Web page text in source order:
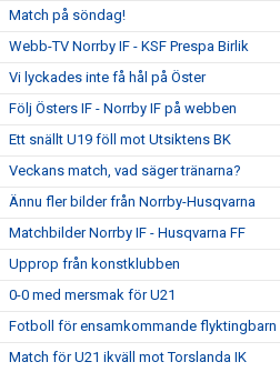
Match på söndag!
Webb-TV Norrby IF - KSF Prespa Birlik
Vi lyckades inte få hål på Öster
Följ Östers IF - Norrby IF på webben
Ett snällt U19 föll mot Utsiktens BK
Veckans match, vad säger tränarna?
Ännu fler bilder från Norrby-Husqvarna
Matchbilder Norrby IF - Husqvarna FF
Upprop från konstklubben
0-0 med mersmak för U21
Fotboll för ensamkommande flyktingbarn
Match för U21 ikväll mot Torslanda IK